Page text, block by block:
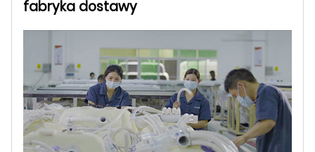
fabryka dostawy